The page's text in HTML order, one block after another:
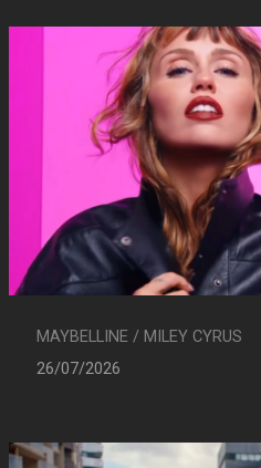
MAYBELLINE / MILEY CYRUS
26/07/2026